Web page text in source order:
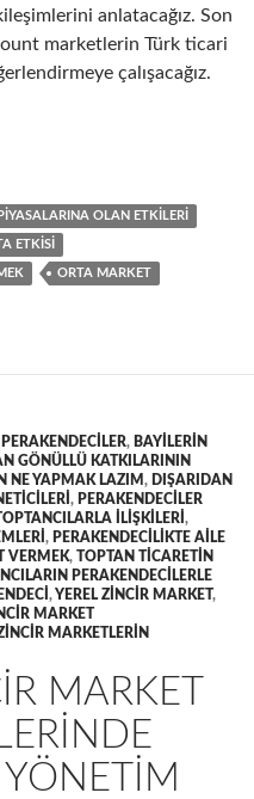
anlatacağız. Son
marketlerin Türk ticari
çalışacağız.
ticaret piyasalarına
OLAN ETKILERI
ETKISI
ORTA MARKET
, BAYILERIN
GÖNÜLLÜ KATKILARININ
NE YAPMAK LAZIM , DIŞARIDAN
, PERAKENDECILER
ILIŞKILERI ,
, PERAKENDECILIKTE AILE
VERMEK, TOPTAN TICARETIN
PERAKENDECILERLE
,YEREL ZINCIR MARKET,
MARKET
MARKETLERIN
MARKET